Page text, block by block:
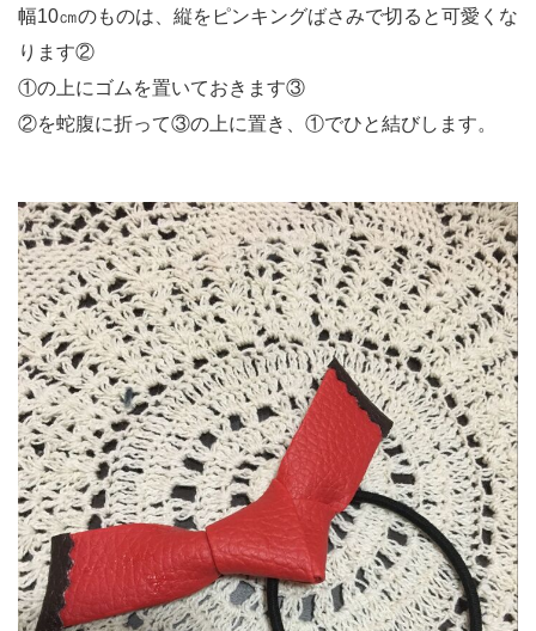
幅10㎝のものは、縦をピンキングばさみで切ると可愛くな
ります②
①の上にゴムを置いておきます③
②を蛇腹に折って③の上に置き、①でひと結びします。